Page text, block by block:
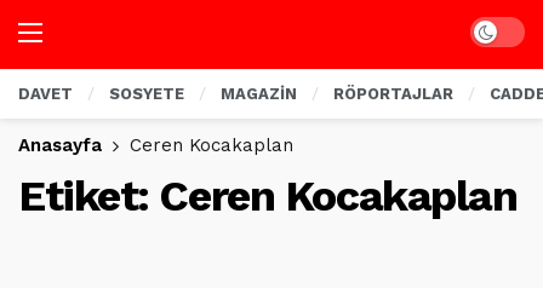
Dark
DAVET SOSYETE MAGAZİN RÖPORTAJLAR
Anasayfa Ceren Kocakaplan
Etiket: Ceren Kocakaplan